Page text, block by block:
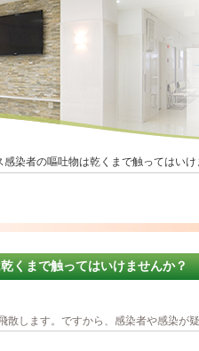
感染者の嘔吐物は乾くまで触ってはいけ
くまで触ってはいけませんか？
散します。ですから、感染者や感染が